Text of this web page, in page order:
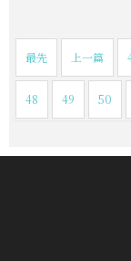
最先 上一篇
48 49 50